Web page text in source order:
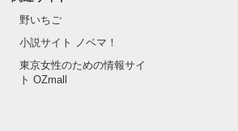
野いちご
小説サイト ノベマ！
東京女性のための情報サイ
ト OZmall